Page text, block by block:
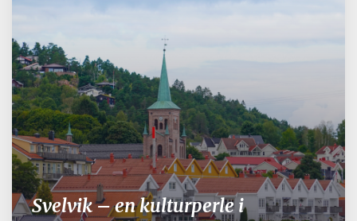
Svelvik – en kulturperle i